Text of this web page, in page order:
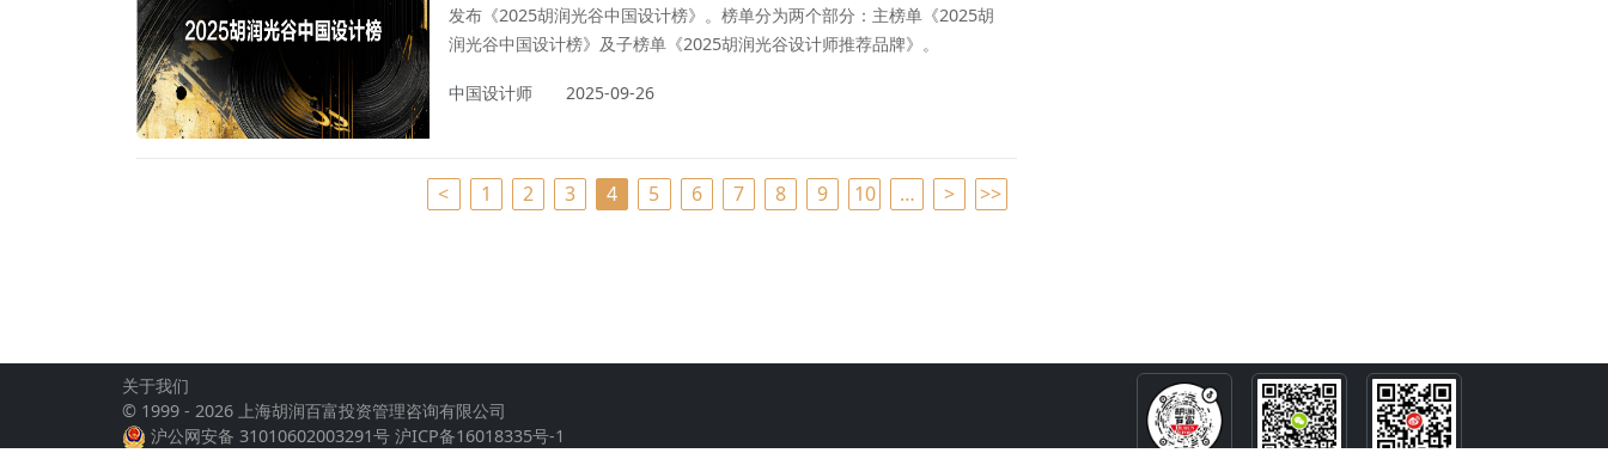
发布《2025胡润光谷中国设计榜》。榜单分为两个部分：主榜单《2025胡
润光谷中国设计榜》及子榜单《2025胡润光谷设计师推荐品牌》。
中国设计师 2025-09-26
< 1 2 3 4 5 6 7 8 9 10 … > >>
关于我们
© 1999 - 2026 上海胡润百富投资管理咨询有限公司
沪公网安备 31010602003291号 沪ICP备16018335号-1